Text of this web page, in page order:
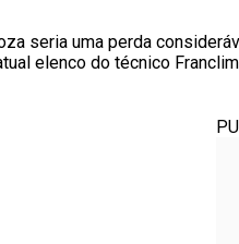
seria uma perda
elenco do técnico